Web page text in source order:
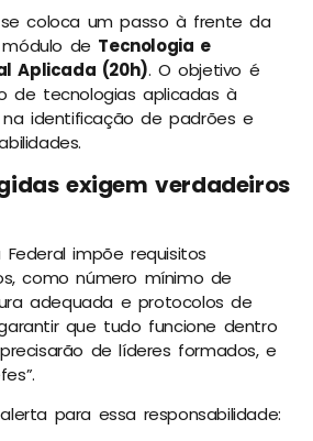
se coloca um passo à frente da
de Tecnologia e
Aplicada (20h). O objetivo é
de tecnologias aplicadas à
identificação de padrões e
exigem verdadeiros
impõe requisitos
como número mínimo de
adequada e protocolos de
que tudo funcione dentro
de líderes formados, e
para essa responsabilidade: